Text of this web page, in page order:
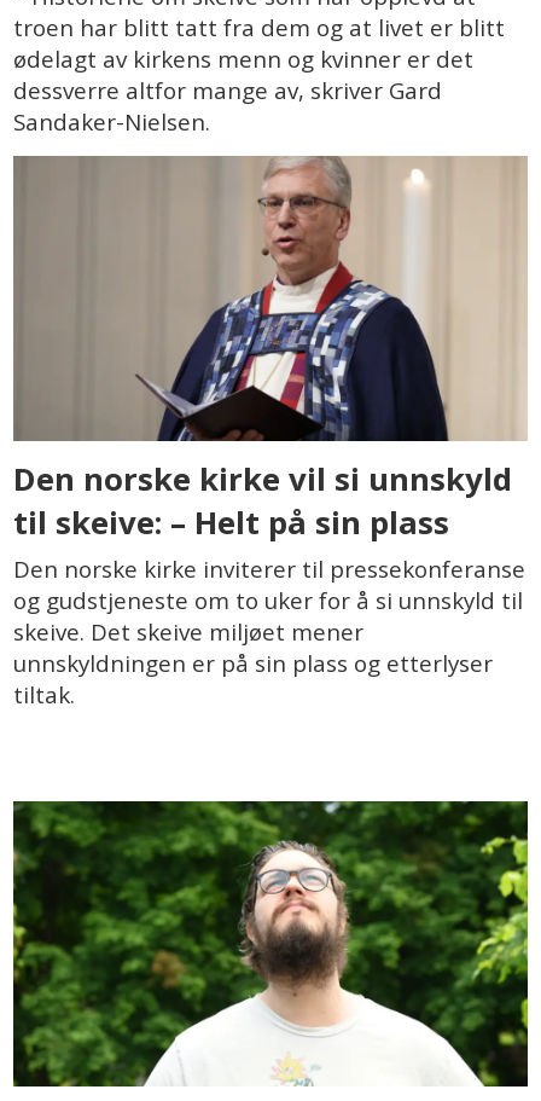
troen har blitt tatt fra dem og at livet er blitt
ødelagt av kirkens menn og kvinner er det
dessverre altfor mange av, skriver Gard
Sandaker-Nielsen.
Den norske kirke vil si unnskyld
til skeive: – Helt på sin plass
Den norske kirke inviterer til pressekonferanse
og gudstjeneste om to uker for å si unnskyld til
skeive. Det skeive miljøet mener
unnskyldningen er på sin plass og etterlyser
tiltak.